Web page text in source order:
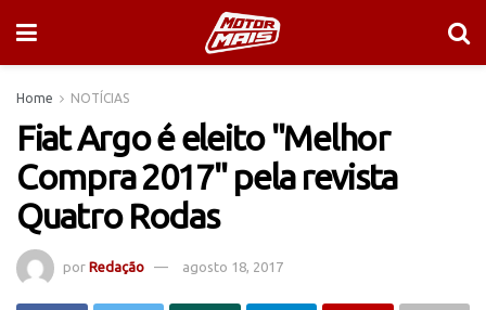
Home NOTÍCIAS
Fiat Argo é eleito "Melhor
Compra 2017" pela revista
Quatro Rodas
por Redação agosto 18, 2017